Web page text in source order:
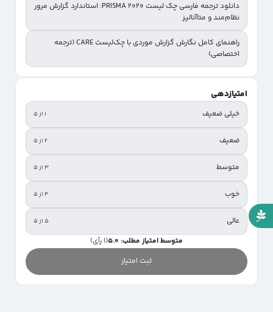
دانلود ترجمه فارسی چک‌ لیست PRISMA 2020: استاندارد گزارش مرور
نظام‌مند و متاآنالیز
راهنمای کامل نگارش گزارش موردی با چک‌لیست CARE (ترجمه
اختصاصی)
امتیازدهی
خیلی ضعیف ۱ از ۵
ضعیف ۲ از ۵
متوسط ۳ از ۵
خوب ۴ از ۵
عالی ۵ از ۵
متوسط امتیاز مطلب: 5.0
(1 رأی)
ثبت امتیاز